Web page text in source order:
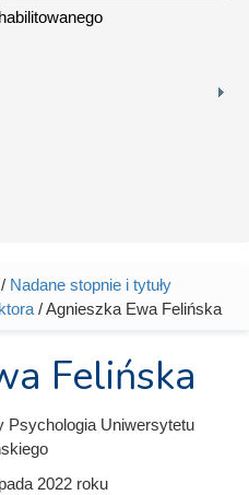
/ Nadane stopnie i tytuły
/ Agnieszka Ewa Felińska
Felińska
Psychologia Uniwersytetu
2022 roku